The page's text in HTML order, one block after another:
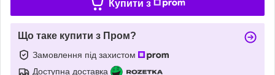
Купити з
Що таке купити з Пром?
Замовлення під захистом
Доступна доставка